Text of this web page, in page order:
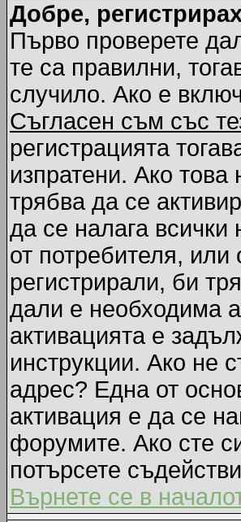
Добре,
Първо проверете
те са правилни,
случило. Ако е
Съгласен съм със
регистрацията
изпратени. Ако
трябва да се
да се налага всички
от потребителя, или
регистрирали, би
дали е необходима
активацията е
инструкции. Ако не
адрес? Една от
активация е да се
форумите. Ако сте
потърсете
Върнете се в